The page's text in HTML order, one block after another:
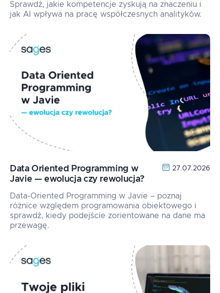
Sprawdź, jakie kompetencje zyskują na znaczeniu i
jak AI wpływa na pracę współczesnych analityków.
Data Oriented Programming w
Javie — ewolucja czy rewolucja?
27.07.2026
Data-Oriented Programming w Javie – poznaj
różnice względem programowania obiektowego i
sprawdź, kiedy podejście zorientowane na dane ma
przewagę.